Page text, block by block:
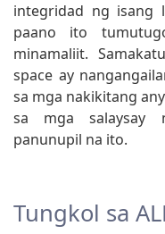
integridad ng isang
paano ito
minamaliit.
space ay
sa mga nakikitang
sa mga salaysay
panunupil na ito.
Tungkol sa